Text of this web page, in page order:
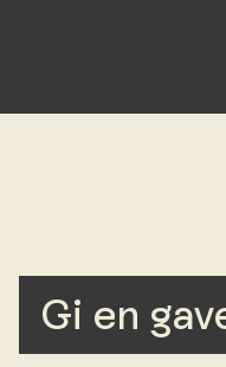
Bønn og
Kalender
Gi en